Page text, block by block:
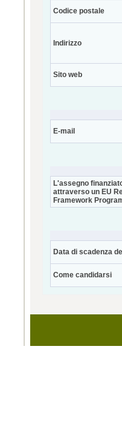
Codice postale
Indirizzo
Sito web
E-mail
L'assegno
attraverso un EU
Framework
Data di scadenza
Come candidarsi